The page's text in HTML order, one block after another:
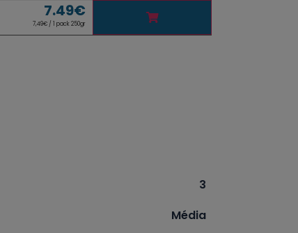
7.49€
7,49€ / 1 pack 250gr
3
Média